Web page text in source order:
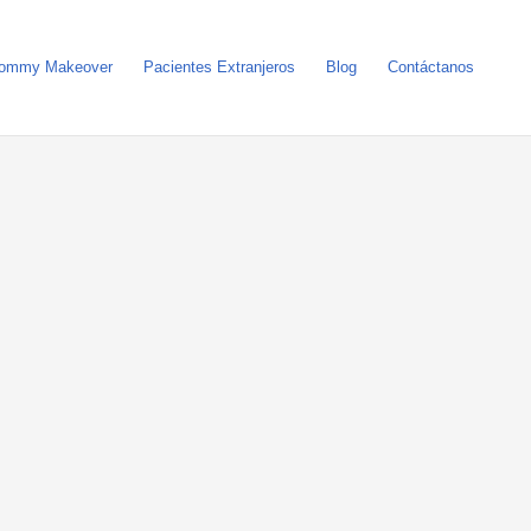
Makeover Pacientes Extranjeros Blog Contáctanos